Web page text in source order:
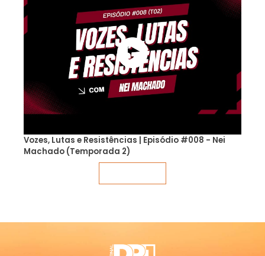
Vozes, Lutas e Resistências | Episódio #008 - Nei
Machado (Temporada 2)